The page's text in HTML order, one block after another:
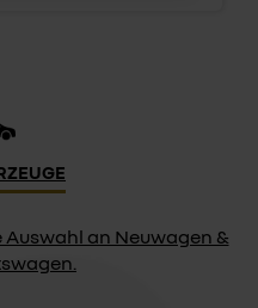
an Neuwagen &